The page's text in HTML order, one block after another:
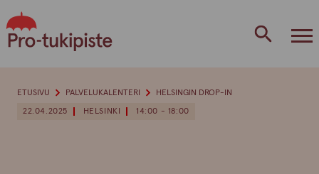
to
content
22.04.2025 HELSINKI 14:00 - 18:00
ETUSIVU PALVELUKALENTERI HELSINGIN DROP-IN